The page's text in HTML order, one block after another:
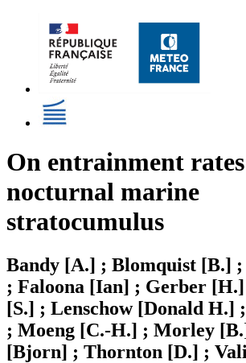
On entrainment
nocturnal marine
stratocumulus
Bandy [A.] ; Blomquist [B.] ;
; Faloona [Ian] ; Gerber
[S.] ; Lenschow [Donald
; Moeng [C.-H.] ; Morley
[Bjorn] ; Thornton [D.] ;